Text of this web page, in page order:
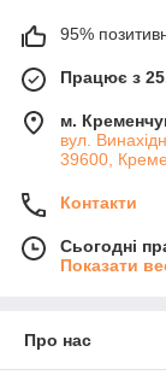
95%
Працює з
м.
вул.
39600,
Контакти
Сьогодні
Показати
Про нас